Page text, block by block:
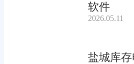
软件
2026.05.11
盐城库